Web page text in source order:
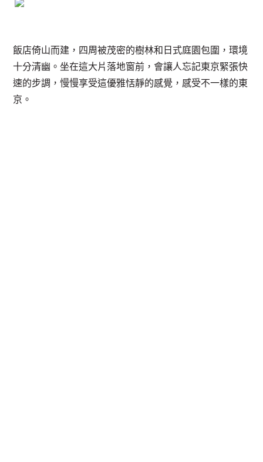
飯店倚山而建，四周被茂密的樹林和日式庭園包圍，環境
十分清幽。坐在這大片落地窗前，會讓人忘記東京緊張快
速的步調，慢慢享受這優雅恬靜的感覺，感受不一樣的東
京。